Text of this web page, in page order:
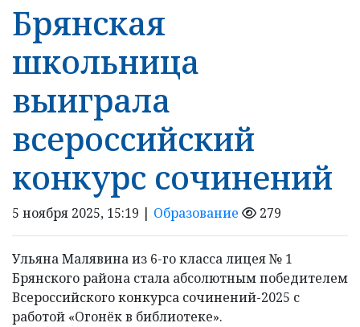
Брянская
школьница
выиграла
всероссийский
конкурс сочинений
5 ноября 2025, 15:19 | Образование 279
Ульяна Малявина из 6-го класса лицея № 1
Брянского района стала абсолютным победителем
Всероссийского конкурса сочинений-2025 с
работой «Огонёк в библиотеке».